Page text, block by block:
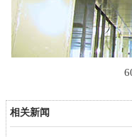
相关新闻